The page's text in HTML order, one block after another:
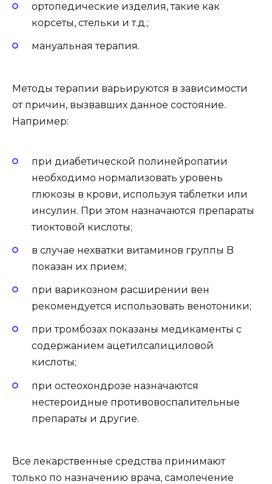
ортопедические изделия, такие как
корсеты, стельки и т.д.;
мануальная терапия.
Методы терапии варьируются в зависимости
от причин, вызвавших данное состояние.
Например:
при диабетической полинейропатии
необходимо нормализовать уровень
глюкозы в крови, используя таблетки или
инсулин. При этом назначаются препараты
тиоктовой кислоты;
в случае нехватки витаминов группы B
показан их прием;
при варикозном расширении вен
рекомендуется использовать венотоники;
при тромбозах показаны медикаменты с
содержанием ацетилсалициловой
кислоты;
при остеохондрозе назначаются
нестероидные противовоспалительные
препараты и другие.
Все лекарственные средства принимают
только по назначению врача, самолечение